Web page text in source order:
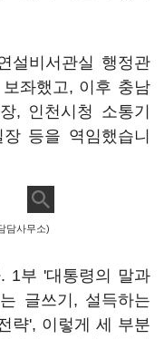
설비서관실 행정관
좌했고, 이후 충남
, 인천시청 소통기
등을 역임했습니
담사무소)
1부 '대통령의 말과
글쓰기, 설득하는
략', 이렇게 세 부분